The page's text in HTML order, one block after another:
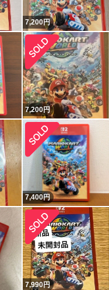
7,200円
7,200円
7,400円
7,990円